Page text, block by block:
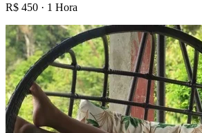
R$ 450 · 1 Hora